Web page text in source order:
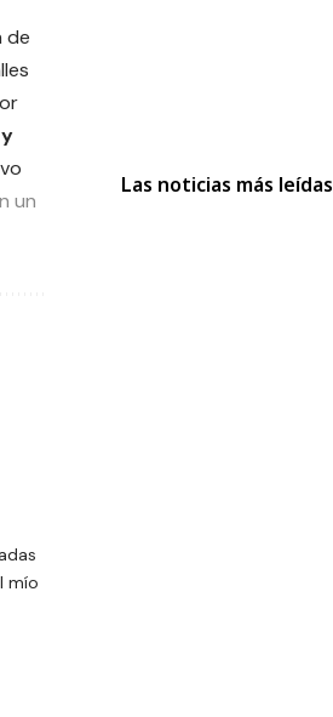
de
un
mío
Las noticias más leídas